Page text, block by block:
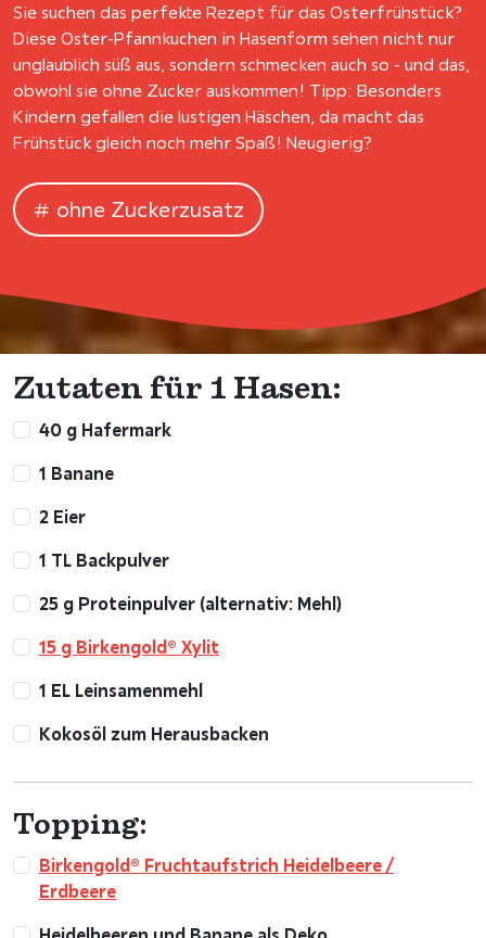
Sie suchen das perfekte Rezept für das Osterfrühstück?
Diese Oster-Pfannkuchen in Hasenform sehen nicht nur
unglaublich süß aus, sondern schmecken auch so - und das,
obwohl sie ohne Zucker auskommen! Tipp: Besonders
Kindern gefallen die lustigen Häschen, da macht das
Frühstück gleich noch mehr Spaß! Neugierig?
ohne Zuckerzusatz
Zutaten für 1 Hasen:
40 g Hafermark
1 Banane
2 Eier
1 TL Backpulver
25 g Proteinpulver (alternativ: Mehl)
15 g Birkengold® Xylit
1 EL Leinsamenmehl
Kokosöl zum Herausbacken
Topping:
Birkengold® Fruchtaufstrich Heidelbeere /
Erdbeere